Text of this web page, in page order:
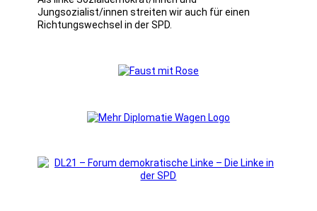
Jungsozialist/innen streiten wir auch für einen
Richtungswechsel in der SPD.